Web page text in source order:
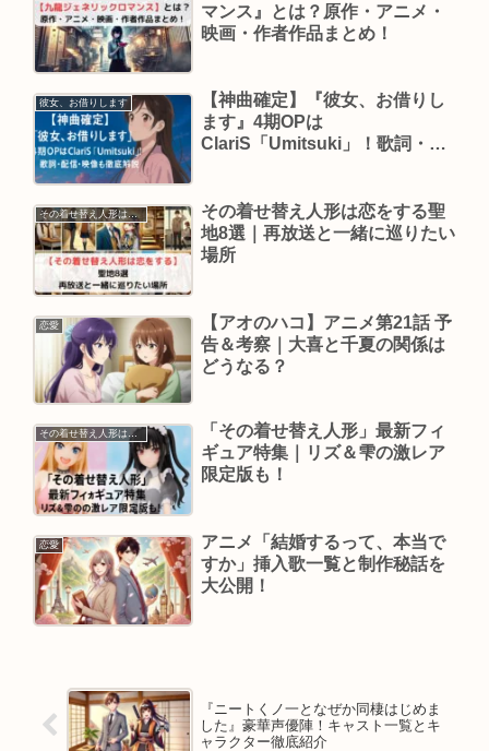
マンス』とは？原作・アニメ・
映画・作者作品まとめ！
彼女、お借りします
【神曲確定】『彼女、お借りし
ます』4期OPは
ClariS「Umitsuki」！歌詞・配
その着せ替え人形は恋をする
その着せ替え人形は恋をする聖
地8選｜再放送と一緒に巡りたい
場所
恋愛
【アオのハコ】アニメ第21話 予
告＆考察｜大喜と千夏の関係は
どうなる？
その着せ替え人形は恋をする
「その着せ替え人形」最新フィ
ギュア特集｜リズ＆雫の激レア
限定版も！
恋愛
アニメ「結婚するって、本当で
すか」挿入歌一覧と制作秘話を
大公開！
『ニートくノ一となぜか同棲はじめま
した』豪華声優陣！キャスト一覧とキ
ャラクター徹底紹介